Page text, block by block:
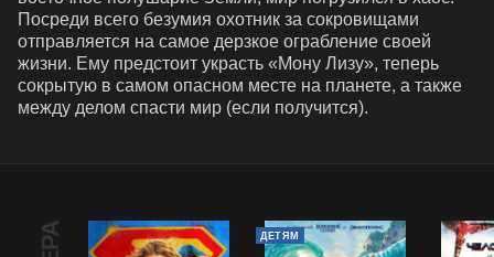
Посреди всего безумия охотник за сокровищами
отправляется на самое дерзкое ограбление своей
жизни. Ему предстоит украсть «Мону Лизу», теперь
сокрытую в самом опасном месте на планете, а также
между делом спасти мир (если получится).
ДЕТЯМ